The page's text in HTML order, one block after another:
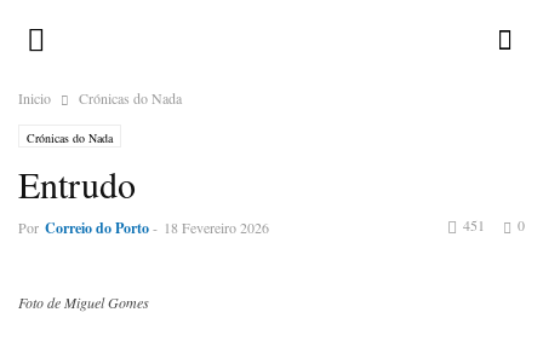
Inicio Crónicas do Nada
Crónicas do Nada
Entrudo
Por Correio do Porto- 18 Fevereiro 2026 0
451
Foto de Miguel Gomes